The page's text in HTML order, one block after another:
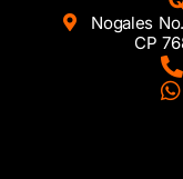
Nogales
CP